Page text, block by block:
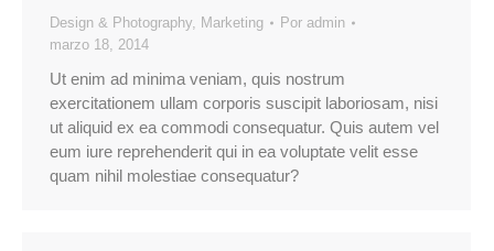
Design & Photography, Marketing Por admin
marzo 18, 2014
Ut enim ad minima veniam, quis nostrum
exercitationem ullam corporis suscipit laboriosam, nisi
ut aliquid ex ea commodi consequatur. Quis autem vel
eum iure reprehenderit qui in ea voluptate velit esse
quam nihil molestiae consequatur?